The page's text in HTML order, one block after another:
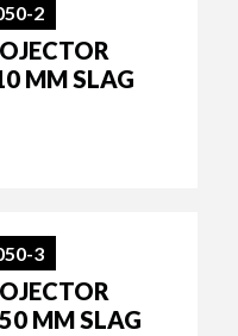
2
MM SLAG
3
MM SLAG